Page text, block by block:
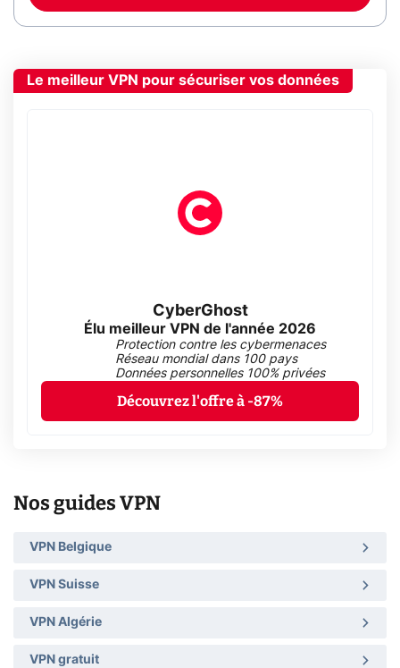
Le meilleur VPN pour sécuriser vos données
CyberGhost
Élu meilleur VPN de l'année 2026
Protection contre les cybermenaces
Réseau mondial dans 100 pays
Données personnelles 100% privées
Découvrez l'offre à -87%
Nos guides VPN
VPN Belgique
VPN Suisse
VPN Algérie
VPN gratuit